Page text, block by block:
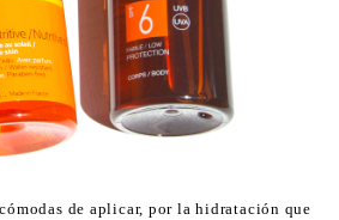
de aplicar, por la hidratación que